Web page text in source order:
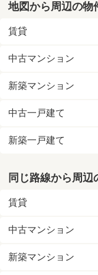
地図から周辺の物
賃貸
中古マンション
新築マンション
中古一戸建て
新築一戸建て
同じ路線から周
賃貸
中古マンション
新築マンション